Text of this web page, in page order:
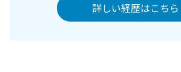
詳しい経歴はこちら